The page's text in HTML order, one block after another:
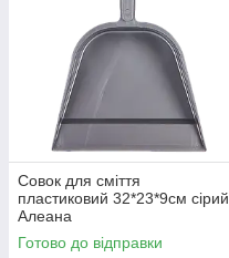
Совок для сміття
пластиковий 32*23*9см сірий
Алеана
Готово до відправки